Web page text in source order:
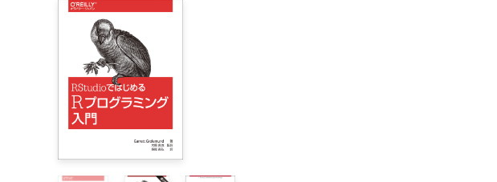
    1.2　unnest_tokens関数
    1.3　ジェーン・オースティンの作品の整理
    1.4　gutenbergrパッケージ
    1.5　単語の出現頻度
    1.6　まとめ
2章　整理データを使ったセンチメント分析
    2.1　センチメントデータセット